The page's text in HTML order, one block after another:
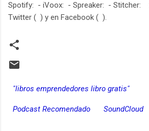
Spotify: - iVoox: - Spreaker: - Stitcher:
Twitter ( ) y en Facebook ( ).
"libros emprendedores libro gratis"
Podcast Recomendado SoundCloud